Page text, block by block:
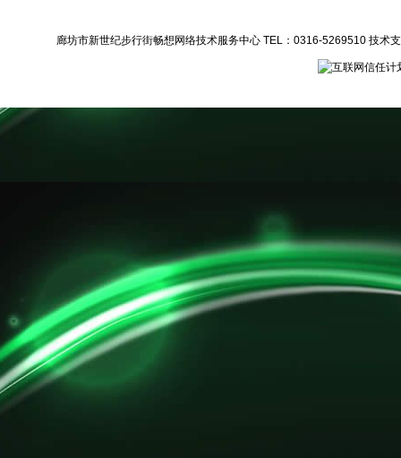
廊坊市新世纪步行街畅想网络技术服务中心 TEL：0316-5269510 技